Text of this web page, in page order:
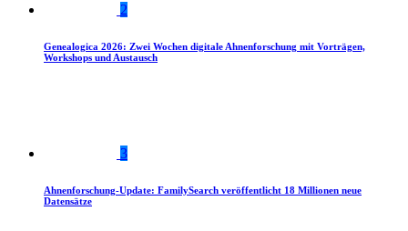
2
Genealogica 2026: Zwei Wochen digitale Ahnenforschung mit Vorträgen,
Workshops und Austausch
3
Ahnenforschung-Update: FamilySearch veröffentlicht 18 Millionen neue
Datensätze